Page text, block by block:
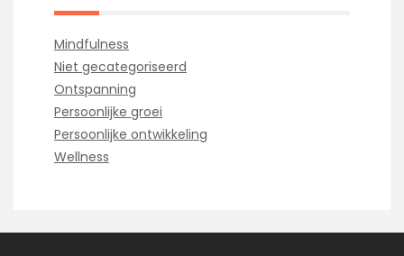
Mindfulness
Niet gecategoriseerd
Ontspanning
Persoonlijke groei
Persoonlijke ontwikkeling
Wellness